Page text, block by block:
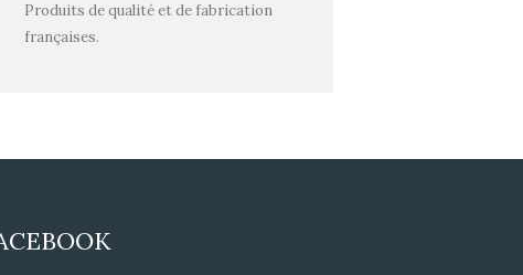
Produits de qualité et de fabrication
françaises.